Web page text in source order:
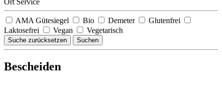
AMA Gütesiegel Bio Demeter
Glutenfrei
Laktosefrei
Vegan Vegetarisch
Suche zurücksetzen Suchen
Bescheiden